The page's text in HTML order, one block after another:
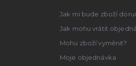
Jak mi bude zboží
Jak mohu vrátit
Mohu zboží vyměnit?
Moje objednávka